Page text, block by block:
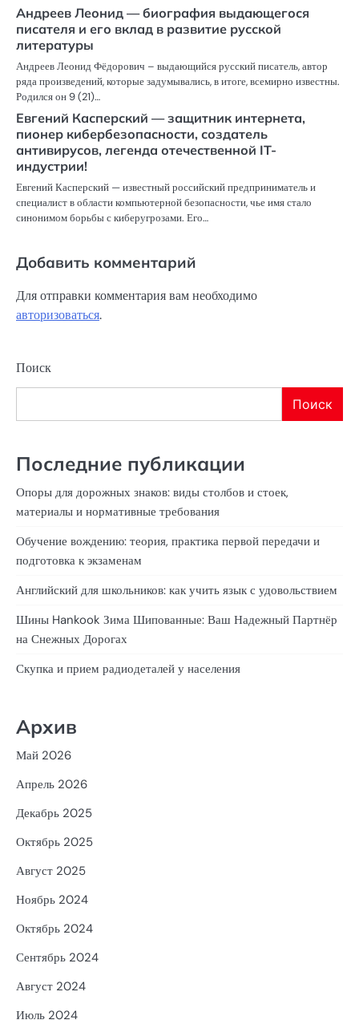
Андреев Леонид — биография выдающегося
писателя и его вклад в развитие русской
литературы
Андреев Леонид Фёдорович – выдающийся русский писатель, автор
ряда произведений, которые задумывались, в итоге, всемирно известны.
Родился он 9 (21)…
Евгений Касперский — защитник интернета,
пионер кибербезопасности, создатель
антивирусов, легенда отечественной IT-
индустрии!
Евгений Касперский — известный российский предприниматель и
специалист в области компьютерной безопасности, чье имя стало
синонимом борьбы с киберугрозами. Его…
Добавить комментарий
Для отправки комментария вам необходимо
авторизоваться.
Поиск
Поиск
Последние публикации
Опоры для дорожных знаков: виды столбов и стоек,
материалы и нормативные требования
Обучение вождению: теория, практика первой передачи и
подготовка к экзаменам
Английский для школьников: как учить язык с удовольствием
Шины Hankook Зима Шипованные: Ваш Надежный Партнёр
на Снежных Дорогах
Скупка и прием радиодеталей у населения
Архив
Май 2026
Апрель 2026
Декабрь 2025
Октябрь 2025
Август 2025
Ноябрь 2024
Октябрь 2024
Сентябрь 2024
Август 2024
Июль 2024